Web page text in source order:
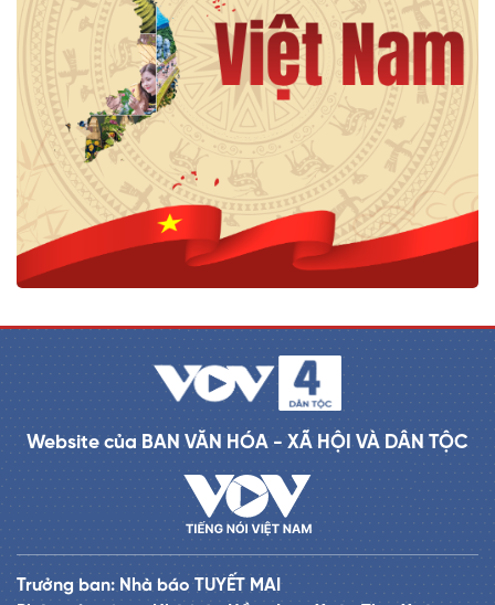
Website của BAN VĂN HÓA - XÃ HỘI VÀ DÂN TỘC
Trưởng ban: Nhà báo TUYẾT MAI